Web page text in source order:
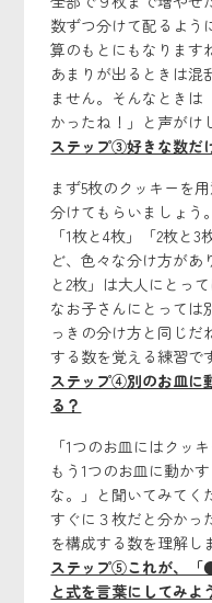
数ずつ分けて配るよう
算のもとにもなります
あまりが出るときは混
ません。そんなときは
かったね！」と声がけ
ステップ③好きな数だ
まず5枚のクッキーを
分けてもらいましょう。
「1枚と4枚」「2枚と
ど、色々な分け方があ
と2枚」は大人にとっ
なお子さんにとっては
っきの分け方と同じだ
する数を覚える練習で
ステップ④別のお皿に
る？
「1つのお皿にはクッ
もう1つのお皿に動か
な。」と聞いてみてく
すぐに３枚だと分かっ
を構成する数を理解し
ステップ⑤これが、「
と式を言葉にしてみよ